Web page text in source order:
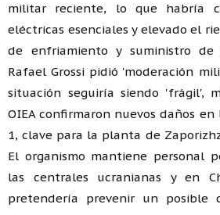
militar reciente, lo que habría
eléctricas esenciales y elevado el
de enfriamiento y suministro de
Rafael Grossi pidió 'moderación
situación seguiría siendo 'frágil',
OIEA confirmaron nuevos daños
1, clave para la planta de
El organismo mantiene personal
las centrales ucranianas y en
pretendería prevenir un posible